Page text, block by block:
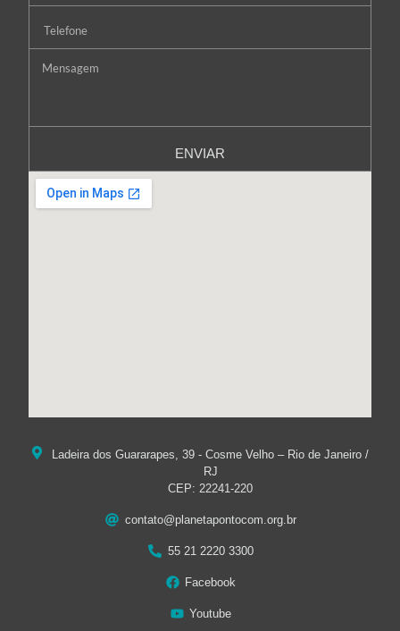
ENVIAR
Ladeira dos Guararapes, 39 - Cosme Velho – Rio de Janeiro /
RJ
CEP: 22241-220
contato@planetapontocom.org.br
55 21 2220 3300
Facebook
Youtube